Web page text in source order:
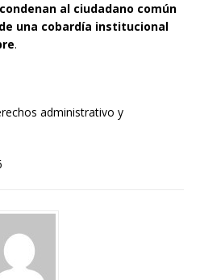
condenan al ciudadano común
una cobardía institucional
.
administrativo y